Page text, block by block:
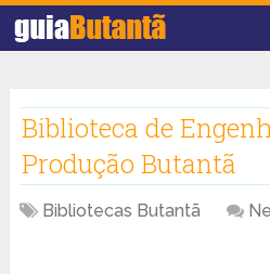
Biblioteca de
Produção Butantã
Bibliotecas Butantã